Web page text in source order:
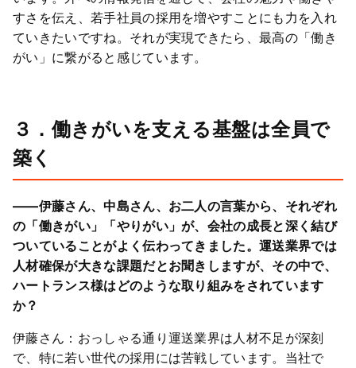
すさを伝え、若手社員の採用を増やすことにも力を入れ
ていきたいですね。それが実現できたら、最高の「働き
がい」に繋がると感じています。
３．働きがいを支える基盤は全員で
築く
――伊藤さん、中島さん、お二人の言葉から、それぞれ
の「働きがい」「やりがい」が、会社の成長と深く結び
ついていることがよく伝わってきました。運送業界では
人材確保が大きな課題だとお聞きしますが、その中で、
ハートランス様はどのような取り組みをされています
か？
伊藤さん：おっしゃる通り運送業界は人材不足が深刻
で、特に若い世代の採用には苦戦しています。当社で